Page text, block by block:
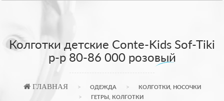
Колготки детские Conte-Kids Sof-Tiki
р-р 80-86 000 розовый
ГЛАВНАЯ ОДЕЖДА
КОЛГОТКИ, НОСОЧКИ
ГЕТРЫ, КОЛГОТКИ